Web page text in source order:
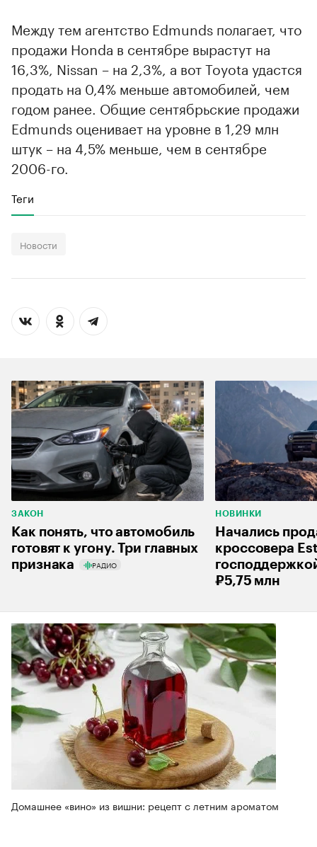
Между тем агентство Edmunds полагает, что
продажи Honda в сентябре вырастут на
16,3%, Nissan – на 2,3%, а вот Toyota удастся
продать на 0,4% меньше автомобилей, чем
годом ранее. Общие сентябрьские продажи
Edmunds оценивает на уровне в 1,29 млн
штук – на 4,5% меньше, чем в сентябре
2006-го.
Теги
Новости
ЗАКОН
Как понять, что автомобиль
готовят к угону. Три главных
признака
РАДИО
НОВИНКИ
Начались
кроссовера
₽5,75 млн
Домашнее «вино» из вишни: рецепт с летним ароматом